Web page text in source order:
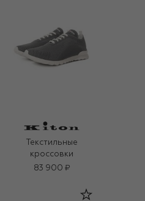
Текстильные
кроссовки
83 900 ₽